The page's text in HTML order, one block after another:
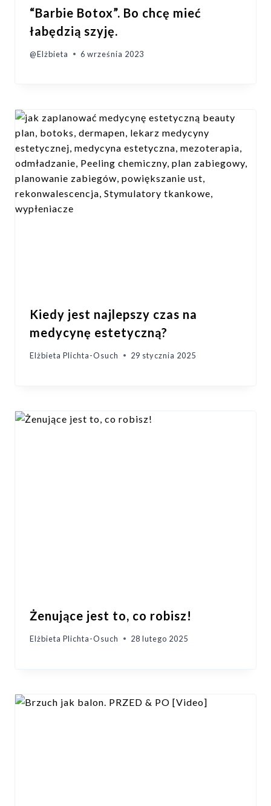
“Barbie Botox”. Bo chcę mieć
łabędzią szyję.
@Elżbieta 6 września 2023
Kiedy jest najlepszy czas na
medycynę estetyczną?
Elżbieta Plichta-Osuch 29 stycznia 2025
Żenujące jest to, co robisz!
Elżbieta Plichta-Osuch 28 lutego 2025